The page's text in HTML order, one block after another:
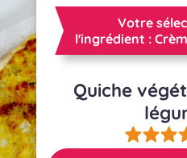
LECTURES
SOUMETTRE
Votre
l'ingrédient :
Quiche